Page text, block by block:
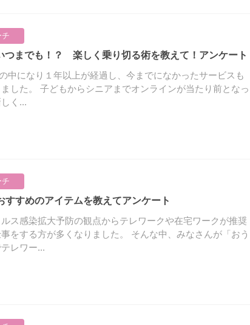
つまでも！？ 楽しく乗り切る術を教えて！アンケート
中になり１年以上が経過し、今までになかったサービスも
した。 子どもからシニアまでオンラインが当たり前となっ
く...
おすすめのアイテムを教えてアンケート
ス感染拡大予防の観点からテレワークや在宅ワークが推奨
をする方が多くなりました。 そんな中、みなさんが「おう
レワー...